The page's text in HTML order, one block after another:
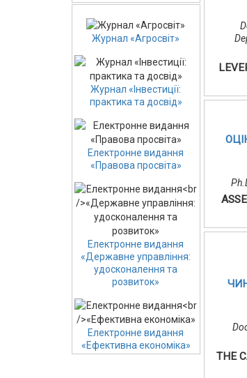
Журнал «Агросвіт»
Журнал «Інвестиції:
практика та досвід»
Електронне видання
«Правова просвіта»
Електронне видання
«Державне управління:
удосконалення та
розвиток»
Електронне видання
«Ефективна економіка»
THE